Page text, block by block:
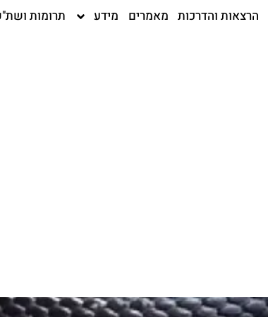
הרצאות והדרכות מאמרים מידע תרומות